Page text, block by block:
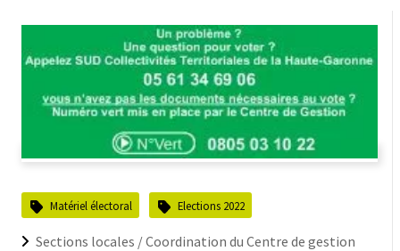
Matériel électoral Elections 2022
Sections locales /Coordination du Centre de gestion